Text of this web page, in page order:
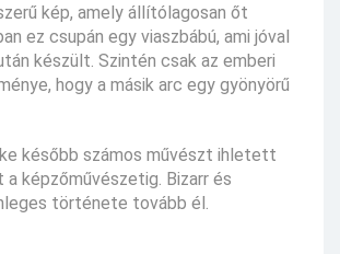
kép, amely állítólagosan őt
ez csupán egy viaszbábú, ami jóval
készült. Szintén csak az emberi
hogy a másik arc egy gyönyörű
később számos művészt ihletett
a képzőművészetig. Bizarr és
története tovább él.